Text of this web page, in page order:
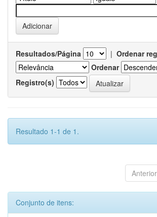
Resultados/Página | Ordenar
Ordenar
Registro(s)
Resultado 1-1 de 1.
Anterior
Conjunto de itens: